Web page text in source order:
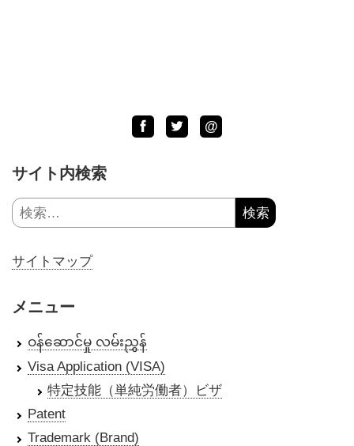
Facebook
TwitterLINE
@
サイト内検索
検
索:
サイトマップ
メニュー
ဝန်ဆောင်မှု လမ်းညွှန်
Visa Application (VISA)
特定技能（単純労働者）ビザ
Patent
Trademark (Brand)